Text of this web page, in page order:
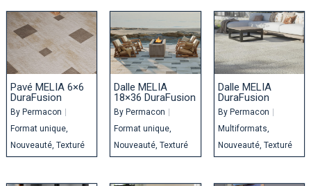
Pavé MELIA 6×6
DuraFusion
By Permacon
Format unique
Nouveauté Texturé
Dalle MELIA
18×36 DuraFusion
By Permacon
Format unique
Nouveauté Texturé
Dalle MELIA
DuraFusion
By Permacon
Multiformats
Nouveauté Texturé